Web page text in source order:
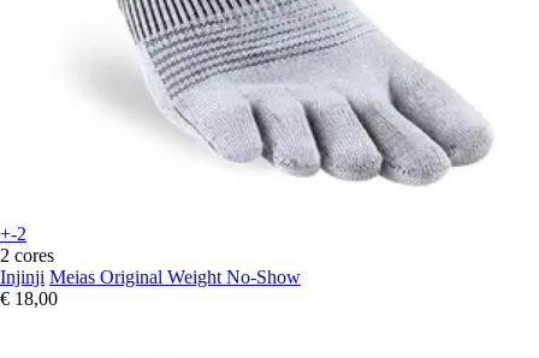
+-2
2 cores
Injinji Meias Original Weight No-Show
€ 18,00